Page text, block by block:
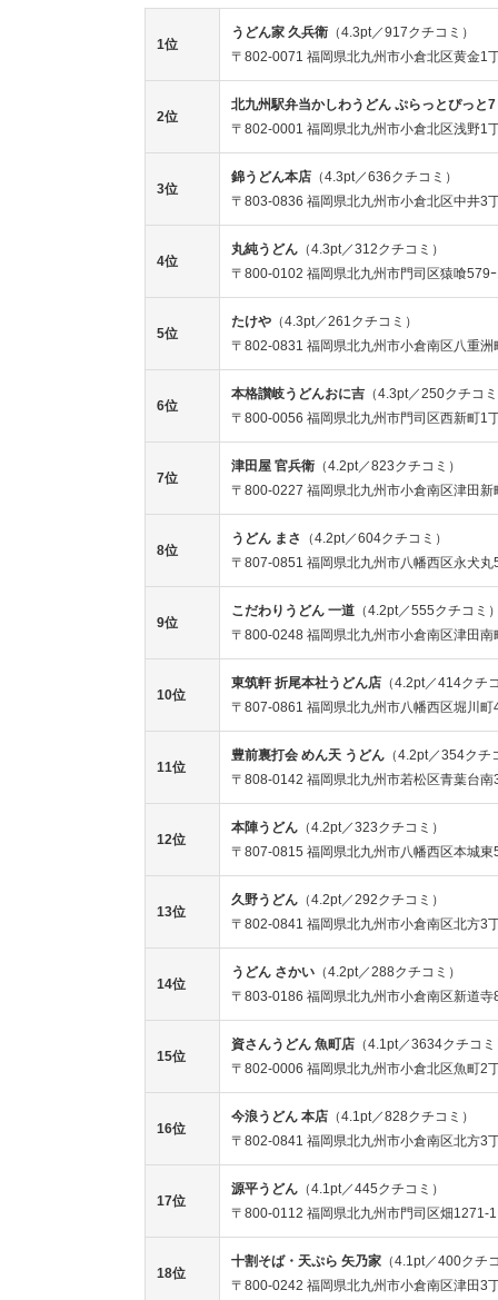
1位
うどん家 久兵衛 （4.3pt／917クチコミ）
〒802-0071 福岡県北九州市小倉北区黄金1
2位
北九州駅弁当かしわうどん ぷらっとぴっと
〒802-0001 福岡県北九州市小倉北区浅野1
3位
錦うどん本店 （4.3pt／636クチコミ）
〒803-0836 福岡県北九州市小倉北区中井3
4位
丸純うどん （4.3pt／312クチコミ）
〒800-0102 福岡県北九州市門司区猿喰579
5位
たけや （4.3pt／261クチコミ）
〒802-0831 福岡県北九州市小倉南区八重洲
6位
本格讃岐うどんおに吉 （4.3pt／250クチコ
〒800-0056 福岡県北九州市門司区西新町1
7位
津田屋 官兵衛 （4.2pt／823クチコミ）
〒800-0227 福岡県北九州市小倉南区津田
8位
うどん まさ
（4.2pt／604クチコミ）
〒807-0851 福岡県北九州市八幡西区永犬丸
9位
こだわりうどん 一道 （4.2pt／555クチコミ
〒800-0248 福岡県北九州市小倉南区津田南
10位
東筑軒 折尾本社うどん店 （4.2pt／414クチ
〒807-0861 福岡県北九州市八幡西区堀川町
11位
豊前裏打会 めん天 うどん （4.2pt／354クチ
〒808-0142 福岡県北九州市若松区青葉台南
12位
本陣うどん （4.2pt／323クチコミ）
〒807-0815 福岡県北九州市八幡西区本城東
13位
久野うどん （4.2pt／292クチコミ）
〒802-0841 福岡県北九州市小倉南区北方3
14位
うどん さかい （4.2pt／288クチコミ）
〒803-0186 福岡県北九州市小倉南区新道寺
15位
資さんうどん 魚町店 （4.1pt／3634クチコ
〒802-0006 福岡県北九州市小倉北区魚町2
16位
今浪うどん 本店 （4.1pt／828クチコミ）
〒802-0841 福岡県北九州市小倉南区北方3
17位
源平うどん （4.1pt／445クチコミ）
〒800-0112 福岡県北九州市門司区畑1271-1
18位
十割そば・天ぷら 矢乃家 （4.1pt／400クチ
〒800-0242 福岡県北九州市小倉南区津田3